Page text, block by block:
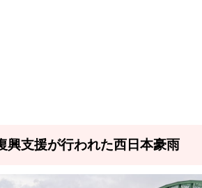
興支援が行われた西日本豪雨